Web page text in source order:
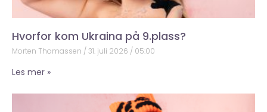
Hvorfor kom Ukraina på 9.plass?
Morten Thomassen 31. juli 2026 05:00
Les mer »